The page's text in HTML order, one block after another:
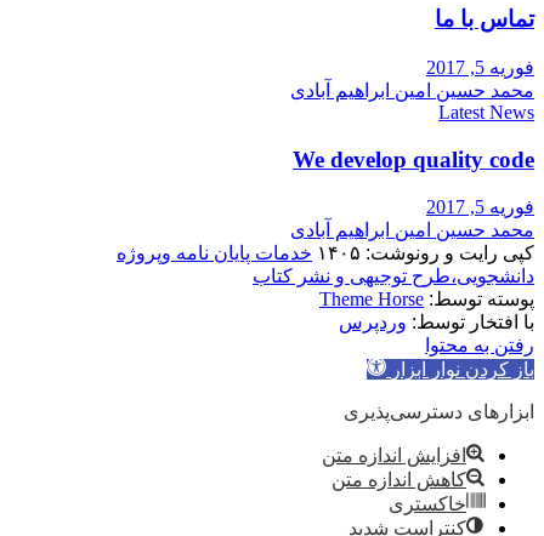
تماس با ما
فوریه 5, 2017
محمد حسین امین ابراهیم آبادی
Latest News
We develop quality code
فوریه 5, 2017
محمد حسین امین ابراهیم آبادی
کپی رایت و رونوشت: ۱۴۰۵
خدمات پایان نامه وپروژه
دانشجویی،طرح توجیهی و نشر کتاب
پوسته توسط: Theme Horse
با افتخار توسط: وردپرس
رفتن به محتوا
باز کردن نوار ابزار
ابزارهای دسترسی‌پذیری
افزایش اندازه متن
کاهش اندازه متن
خاکستری
کنتراست شدید